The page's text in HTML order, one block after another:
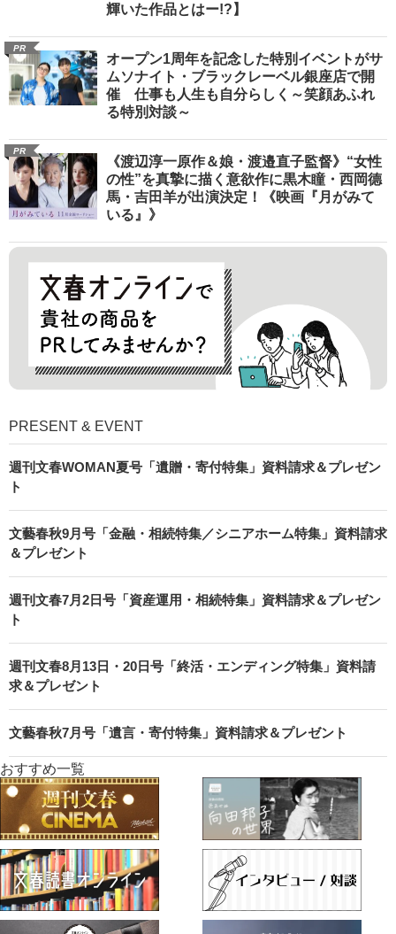
輝いた作品とはー!?】
PR
オープン1周年を記念した特別イベントがサ
ムソナイト・ブラックレーベル銀座店で開
催 仕事も人生も自分らしく～笑顔あふれ
る特別対談～
PR
《渡辺淳一原作＆娘・渡邉直子監督》“女性
の性”を真摯に描く意欲作に黒木瞳・西岡德
馬・吉田羊が出演決定！《映画『月がみて
いる』》
PRESENT & EVENT
週刊文春WOMAN夏号「遺贈・寄付特集」資料請求＆プレゼン
ト
文藝春秋9月号「金融・相続特集／シニアホーム特集」資料請求
＆プレゼント
週刊文春7月2日号「資産運用・相続特集」資料請求＆プレゼン
ト
週刊文春8月13日・20日号「終活・エンディング特集」資料請
求＆プレゼント
文藝春秋7月号「遺言・寄付特集」資料請求＆プレゼント
おすすめ一覧